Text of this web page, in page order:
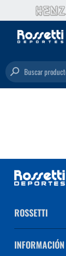
Buscar productos...
ROSSETTI
INFORMACIÓN